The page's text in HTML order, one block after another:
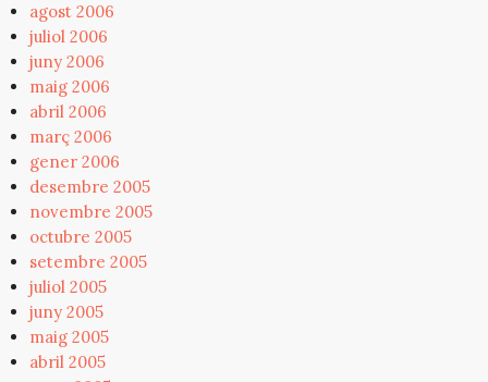
agost 2006
juliol 2006
juny 2006
maig 2006
abril 2006
març 2006
gener 2006
desembre 2005
novembre 2005
octubre 2005
setembre 2005
juliol 2005
juny 2005
maig 2005
abril 2005